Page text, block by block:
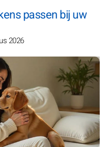
passen bij uw
2026